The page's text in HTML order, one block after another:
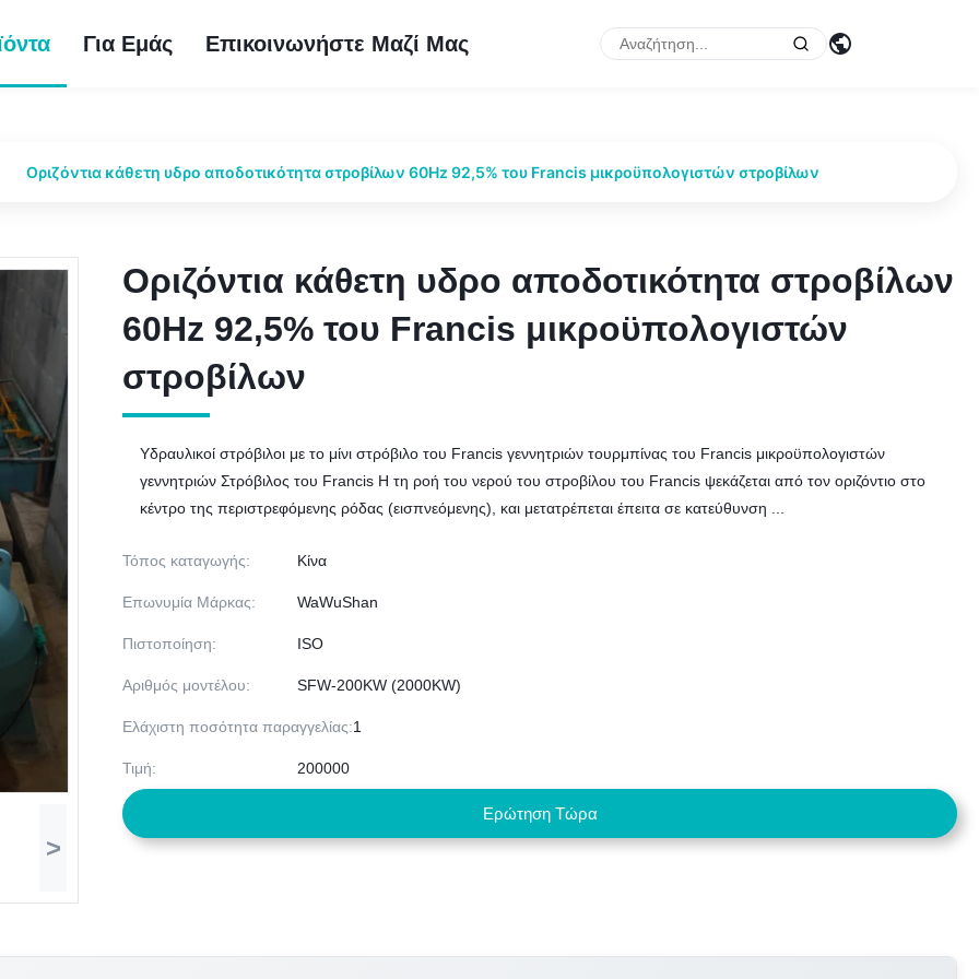
Για Εμάς Επικοινωνήστε Μαζί Μας
Οριζόντια κάθετη υδρο αποδοτικότητα στροβίλων 60Hz 92,5% του Francis μικροϋπολογιστών στροβίλων
>
Οριζόντια κάθετη υδρο αποδοτικότητα στροβίλων
60Hz 92,5% του Francis μικροϋπολογιστών
στροβίλων
Οριζόντια κάθετη υδρο αποδοτικότητα στροβίλων
60Hz 92,5% του Francis μικροϋπολογιστών
στροβίλων
Υδραυλικοί στρόβιλοι με το μίνι στρόβιλο του Francis γεννητριών τουρμπίνας του Francis μικροϋπολογιστών
γεννητριών Στρόβιλος του Francis Η τη ροή του νερού του στροβίλου του Francis ψεκάζεται από τον οριζόντιο στο
κέντρο της περιστρεφόμενης ρόδας (εισπνεόμενης), και μετατρέπεται έπειτα σε κατεύθυνση ...
Τόπος καταγωγής: Κίνα
Επωνυμία Μάρκας: WaWuShan
Πιστοποίηση: ISO
Αριθμός μοντέλου: SFW-200KW (2000KW)
Ελάχιστη ποσότητα παραγγελίας:1
Τιμή: 200000
Ερώτηση Τώρα